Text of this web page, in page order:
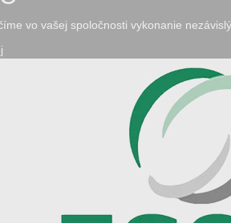
vo vašej spoločnosti vykonanie